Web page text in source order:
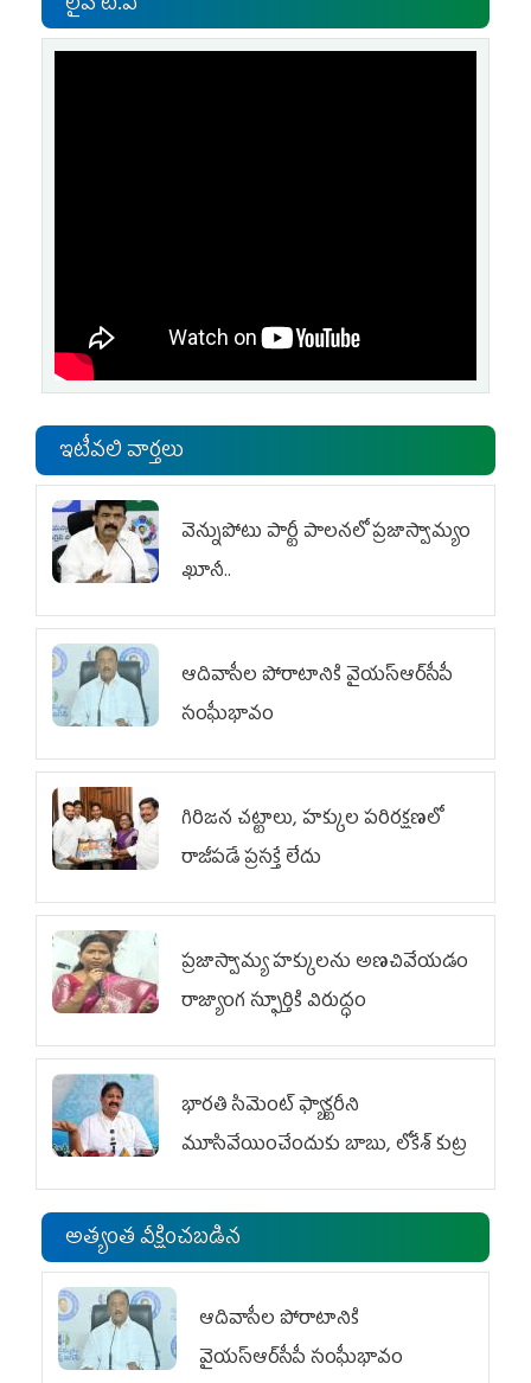
ఇటీవలి వార్తలు
వెన్నుపోటు పార్టీ పాలనలో ప్రజాస్వామ్యం
ఖూనీ..
ఆదివాసీల పోరాటానికి వైయ‌స్ఆర్‌సీపీ
సంఘీభావం
గిరిజన చట్టాలు, హక్కుల పరిరక్షణలో
రాజీపడే ప్రసక్తే లేదు
ప్రజాస్వామ్య హక్కులను అణచివేయడం
రాజ్యాంగ స్ఫూర్తికి విరుద్ధం
భారతి సిమెంట్ ఫ్యాక్టరీని
మూసివేయించేందుకు బాబు, లోకేశ్ కుట్ర
అత్యంత వీక్షించబడిన
ఆదివాసీల పోరాటానికి
వైయ‌స్ఆర్‌సీపీ సంఘీభావం